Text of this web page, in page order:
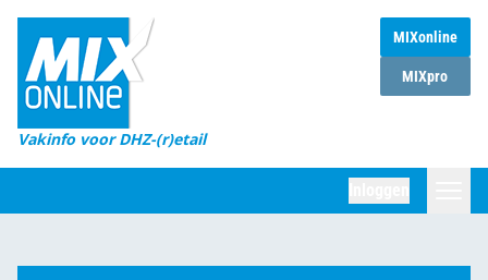
MIXonline
MIXpro
Vakinfo voor DHZ-(r)etail
Home
Magazines
DHZ Sessie
Marktcijfers